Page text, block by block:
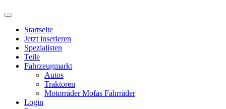
Startseite
Jetzt inserieren
Spezialisten
Teile
Fahrzeugmarkt
Autos
Traktoren
Motorräder Mofas Fahrräder
Login